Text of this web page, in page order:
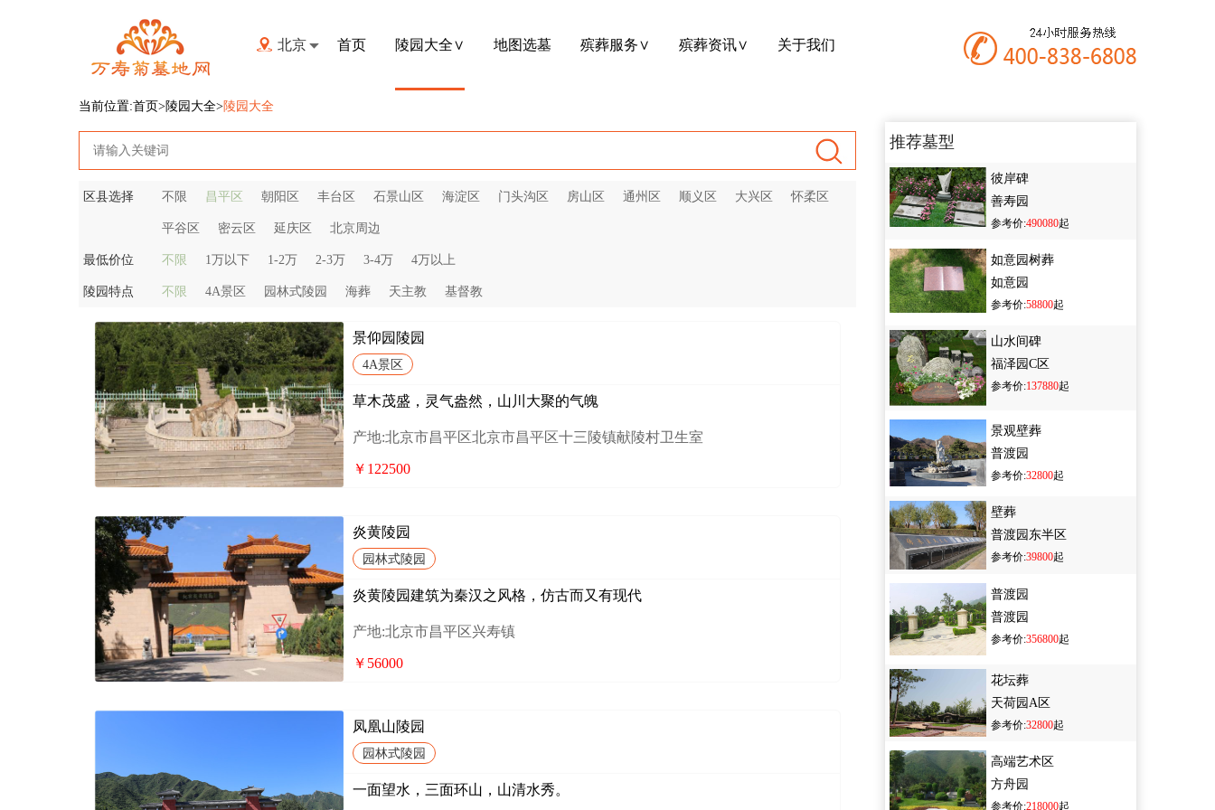
北京 首页 陵园大全∨ 地图选墓 殡葬服务∨ 殡葬资讯∨ 关于我们
当前位置:首页>陵园大全>陵园大全
区县选择 不限 昌平区 朝阳区 丰台区 石景山区 海淀区 门头沟区 房山区 通州区 顺义区 大兴区 怀柔区
平谷区 密云区 延庆区 北京周边
最低价位 不限 1万以下 1-2万 2-3万 3-4万 4万以上
陵园特点 不限 4A景区 园林式陵园 海葬 天主教 基督教
景仰园陵园
4A景区
草木茂盛，灵气盎然，山川大聚的气魄
产地:北京市昌平区北京市昌平区十三陵镇献陵村卫生室
￥122500
炎黄陵园
园林式陵园
炎黄陵园建筑为秦汉之风格，仿古而又有现代
产地:北京市昌平区兴寿镇
￥56000
凤凰山陵园
园林式陵园
一面望水，三面环山，山清水秀。
推荐墓型
彼岸碑
善寿园
参考价:490080起
如意园树葬
如意园
参考价:58800起
山水间碑
福泽园C区
参考价:137880起
景观壁葬
普渡园
参考价:32800起
壁葬
普渡园东半区
参考价:39800起
普渡园
普渡园
参考价:356800起
花坛葬
天荷园A区
参考价:32800起
高端艺术区
方舟园
参考价:218000起